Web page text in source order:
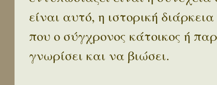
είναι αυτό, η ιστορική
που ο σύγχρονος κάτοικος ή
γνωρίσει και να βιώσει.